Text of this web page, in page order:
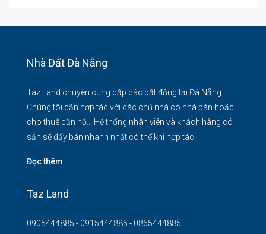
Nhà Đất Đà Nẵng
Taz Land chuyên cung cấp các bất động tại Đà Nẵng.
Chúng tôi cần hợp tác với các chủ nhà có nhà bán hoặc
cho thuê căn hộ... Hệ thống nhân viên và khách hàng có
sẵn sẽ đẩy bán nhanh nhất có thể khi hợp tác.
Đọc thêm
Taz Land
0905444885 - 0915444885 - 0865444885